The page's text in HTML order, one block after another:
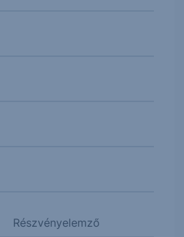
Részvényelemző